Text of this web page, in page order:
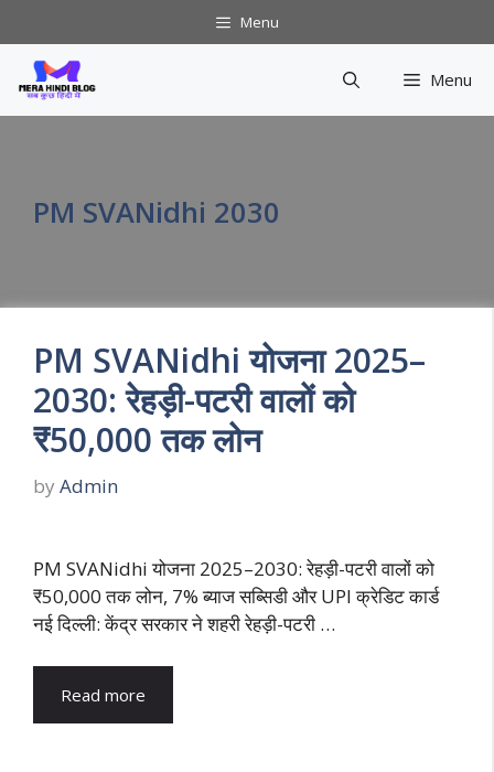
to
content
Menu
Menu
PM SVANidhi 2030
PM SVANidhi योजना 2025–
2030: रेहड़ी-पटरी वालों को
₹50,000 तक लोन
by Admin
PM SVANidhi योजना 2025–2030: रेहड़ी-पटरी वालों को
₹50,000 तक लोन, 7% ब्याज सब्सिडी और UPI क्रेडिट कार्ड
नई दिल्ली: केंद्र सरकार ने शहरी रेहड़ी-पटरी …
Read more